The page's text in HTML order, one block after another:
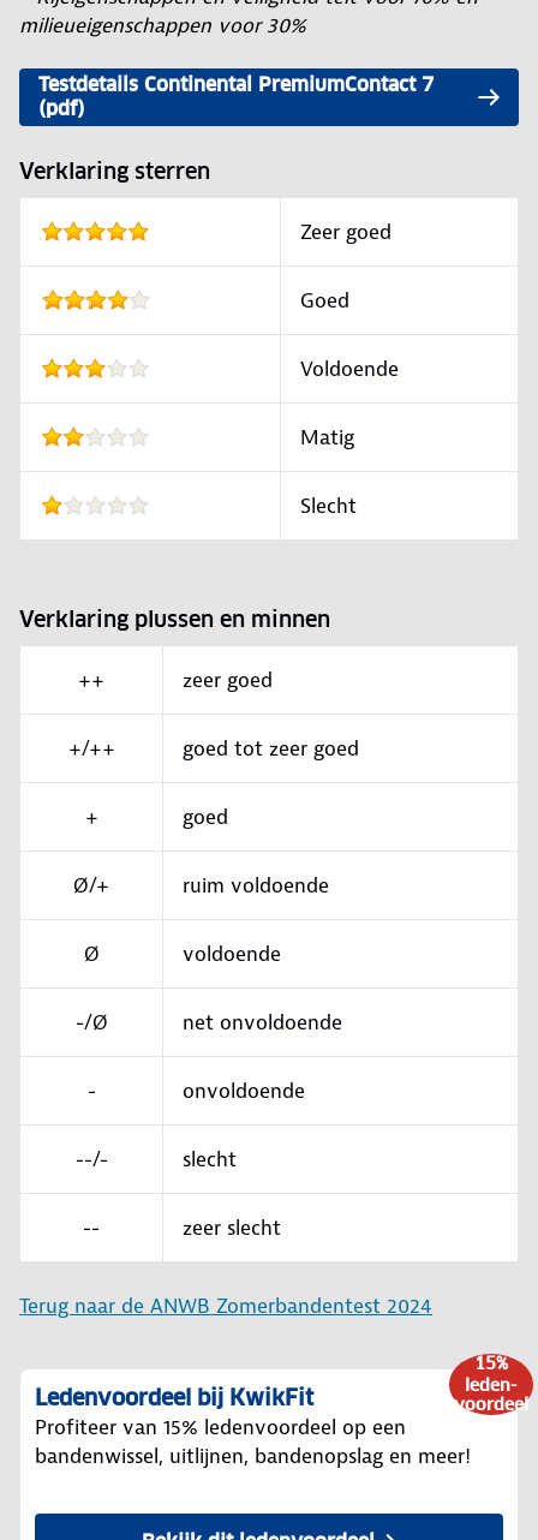
milieueigenschappen voor 30%
Testdetails Continental PremiumContact 7
(pdf)
Verklaring sterren
Zeer goed
Goed
Voldoende
Matig
Slecht
Verklaring plussen en minnen
++ zeer goed
+/++ goed tot zeer goed
+ goed
Ø/+ ruim voldoende
Ø voldoende
-/Ø net onvoldoende
- onvoldoende
--/- slecht
-- zeer slecht
Terug naar de ANWB Zomerbandentest 2024
15%
leden-
voordeel
Ledenvoordeel bij KwikFit
Profiteer van 15% ledenvoordeel op een
bandenwissel, uitlijnen, bandenopslag en meer!